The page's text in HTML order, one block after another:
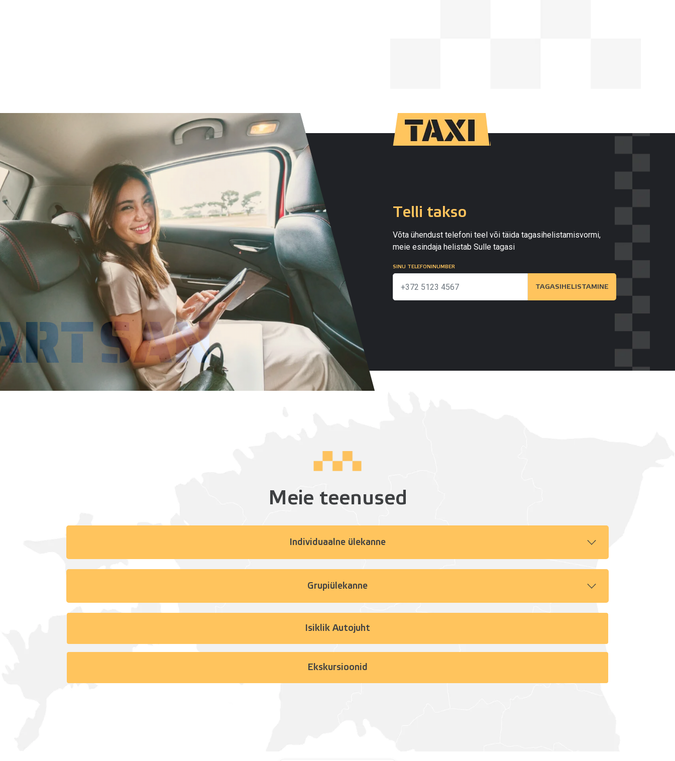
Telli takso
Võta ühendust telefoni teel või täida tagasihelistamisvormi,
meie esindaja helistab Sulle tagasi
SINU TELEFONINUMBER
TAGASIHELISTAMINE
Meie teenused
Individuaalne ülekanne
Grupiülekanne
Isiklik Autojuht
Ekskursioonid